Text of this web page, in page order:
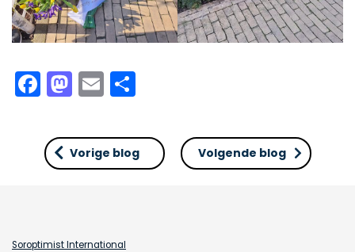
Facebook
Mastodon
Email
Vorige blog Volgende blog
Soroptimist International